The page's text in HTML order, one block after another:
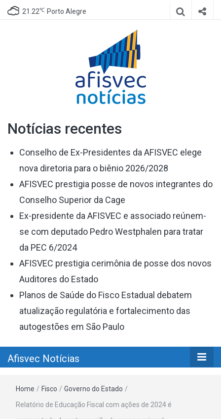
21.22℃ Porto Alegre
Notícias
Notícias recentes
Conselho de Ex-Presidentes da AFISVEC elege
nova diretoria para o biênio 2026/2028
AFISVEC prestigia posse de novos integrantes do
Conselho Superior da Cage
Ex-presidente da AFISVEC e associado reúnem-
se com deputado Pedro Westphalen para tratar
da PEC 6/2024
AFISVEC prestigia cerimônia de posse dos novos
Auditores do Estado
Planos de Saúde do Fisco Estadual debatem
atualização regulatória e fortalecimento das
autogestões em São Paulo
Afisvec Notícias
Home / Fisco / Governo do Estado /
Relatório de Educação Fiscal com ações de 2024 é